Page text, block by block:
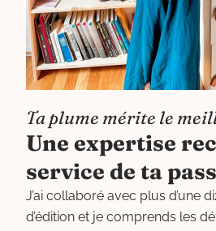
Ta plume mérite le
Une expertise
service de ta
J’ai collaboré avec plus d’une
d’édition et je comprends les